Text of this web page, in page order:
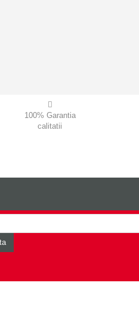
100% Garantia
calitatii